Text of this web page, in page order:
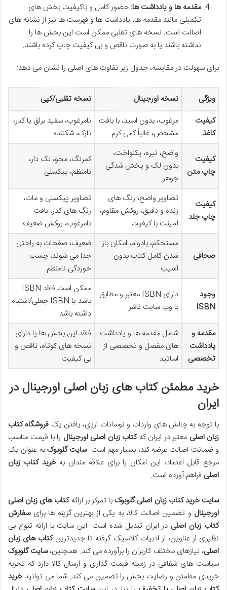
مقدمه ها و یادداشت ها: حضور کامل و باکیفیت بخش های
تکمیلی مانند مقدمه ها، یادداشت ها و فهرست ها نیز از نشانه های
اصالت است. نسخه های تقلبی ممکن است این بخش ها را
نداشته باشند یا به صورت ناقص و بی کیفیت چاپ کرده باشند.
برای سهولت در مقایسه، جدول زیر تفاوت های اصلی را نشان می دهد:
ویژگی نسخه اورجینال
نسخه تقلبی/کپی
کیفیت
کاغذ
مرغوب، بدون اسید، با بافت
مشخص، غالباً کمی کرم
نامرغوب، سفید براق یا کدر،
نازک، شکننده
کیفیت
چاپ متن
واضح، تیره، یکنواخت،
بدون لک و پخش شدگی
جوهر
کمرنگ، محو، لک دار،
نامنظم، پیکسلی
کیفیت
چاپ جلد
تصاویر واضح، رنگ های
زنده و دقیق، روکش مقاوم،
لمینت با کیفیت
تصاویر پیکسلی و مات،
رنگ های کدر، بافت
نامرغوب، روکش ضعیف
صحافی
مستحکم، بادوام، امکان باز
شدن کامل کتاب بدون
آسیب
ضعیف، صفحات به راحتی
جدا می شوند، چسب
خوردگی نامنظم
وجود
ISBN
دارای ISBN معتبر و مطابق
با وب سایت ناشر
ممکن است فاقد ISBN
باشد یا ISBN جعلی/اشتباه
داشته باشد
مقدمه و
یادداشت
تخصصی
شامل مقدمه ها و یادداشت
های مفصل و تخصصی از
اساتید
فاقد این بخش ها یا دارای
نسخه های کوتاه، ناقص و
بی کیفیت
خرید مطمئن کتاب های زبان اصلی اورجینال در
ایران
با توجه به چالش های واردات و نوسانات ارزی، یافتن یک فروشگاه کتاب
زبان اصلی معتبر در ایران کهکتاب زبان اصلی اورجینال را با قیمت مناسب
و ضمانت اصالت عرضه کند، بسیار مهم است.سایت گلوبوکبه عنوان یک
مرجع قابل اعتماد، این امکان را برای علاقه مندان بهخرید کتاب زبان
اصلی فراهم آورده است.
سایت خرید کتاب زبان اصلی گلوبوکبا تمرکز بر ارائهکتاب های زبان اصلی
اورجینال و تضمین اصالت کالا، به یکی از بهترین گزینه ها برایسفارش
کتاب زبان اصلی در ایران تبدیل شده است. این سایت با ارائه تنوع بی
نظیری از عناوین، از ادبیات کلاسیک گرفته تا جدیدترینکتاب های زبان
اصلی، نیازهای مختلف کاربران را برآورده می کند. همچنین،سایت گلوبوک
سیاست های شفافی در زمینه قیمت گذاری و ارسال کالا دارد که تجربه
خریدی مطمئن و رضایت بخش را تضمین می کند. شما می توانیدخرید